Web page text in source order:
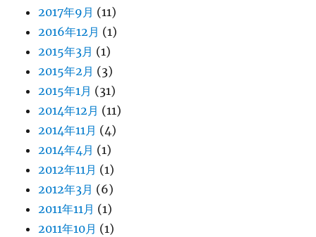
2017年9月 (11)
2016年12月 (1)
2015年3月 (1)
2015年2月 (3)
2015年1月 (31)
2014年12月 (11)
2014年11月 (4)
2014年4月 (1)
2012年11月 (1)
2012年3月 (6)
2011年11月 (1)
2011年10月 (1)